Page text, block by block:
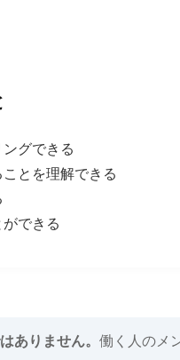
グできる
とを理解できる
できる
ありません。 働く人のメ